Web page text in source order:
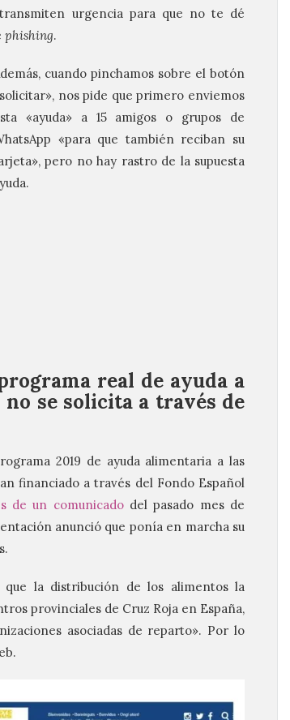
urgencia para que no te dé
phishing.
cuando pinchamos sobre el botón
nos pide que primero enviemos
«ayuda» a 15 amigos o grupos de
«para que también reciban su
pero no hay rastro de la supuesta
real de ayuda a
se solicita a través de
2019 de ayuda alimentaria a las
financiado a través del Fondo Español
de un comunicadodel pasado mes de
anunció que ponía en marcha su
la distribución de los alimentos la
provinciales de Cruz Roja en España,
asociadas de reparto». Por lo